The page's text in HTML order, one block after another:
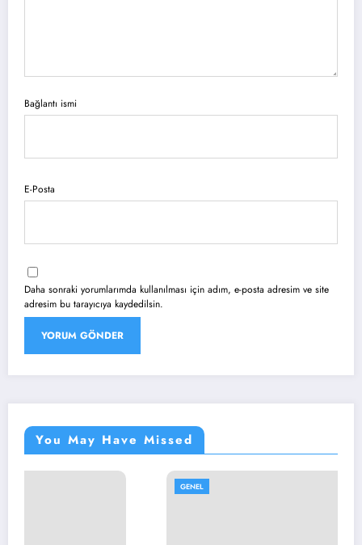
Bağlantı ismi
E-Posta
Daha sonraki yorumlarımda kullanılması için adım, e-posta adresim ve site
adresim bu tarayıcıya kaydedilsin.
You May Have Missed